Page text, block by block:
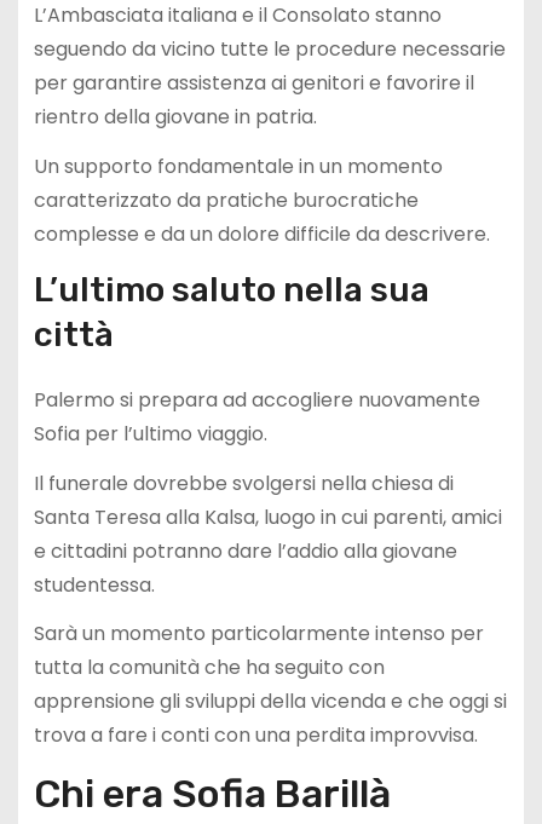
L’Ambasciata italiana e il Consolato stanno
seguendo da vicino tutte le procedure necessarie
per garantire assistenza ai genitori e favorire il
rientro della giovane in patria.
Un supporto fondamentale in un momento
caratterizzato da pratiche burocratiche
complesse e da un dolore difficile da descrivere.
L’ultimo saluto nella sua
città
Palermo si prepara ad accogliere nuovamente
Sofia per l’ultimo viaggio.
Il funerale dovrebbe svolgersi nella chiesa di
Santa Teresa alla Kalsa, luogo in cui parenti, amici
e cittadini potranno dare l’addio alla giovane
studentessa.
Sarà un momento particolarmente intenso per
tutta la comunità che ha seguito con
apprensione gli sviluppi della vicenda e che oggi si
trova a fare i conti con una perdita improvvisa.
Chi era Sofia Barillà